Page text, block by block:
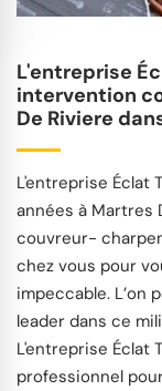
L'entreprise
intervention
De Riviere
L'entreprise Éclat
années à Martres
couvreur-
chez vous pour
impeccable. L’on
leader dans ce
L'entreprise Éclat
professionnel